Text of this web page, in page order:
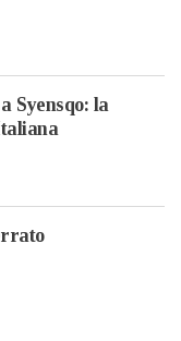
Syensqo: la